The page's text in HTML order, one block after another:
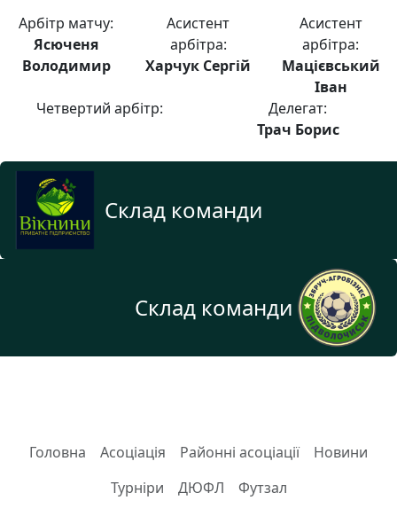
0
Арбітр матчу:
Ясюченя
Володимир
Асистент
арбітра:
Харчук Сергій
Асистент
арбітра:
Мацієвський
Іван
Четвертий арбітр:
Делегат:
Трач Борис
Склад команди
Склад команди
Головна Асоціація Районні асоціації
Новини
Турніри
ДЮФЛ Футзал